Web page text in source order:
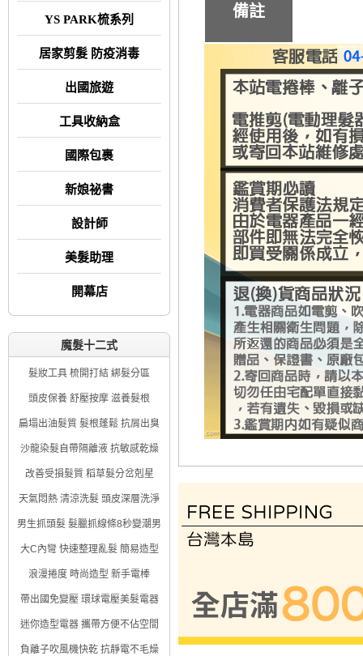
YS PARK梳系列
居家剪髮 防疫消毒
出國旅遊
工具收納盒
國際包裹
新娘祕書
設計師
美髮助理
開幕店
魔髮十二式
髮妝工具 梳開打結 綁髮分區
頭皮保養 舒壓按摩 滋養髮根
扁塌出油髮質 髮根蓬鬆 抗屑出臭
沙龍染髮自帶隔離液 抗敏感乾燥
改善受損髮質 稻草髮分岔剋星
天氣悶熱 清涼洗髮 頭皮深層洗淨
男生抓頭髮 髮臘抓線條8秒變潮男
大C內彎 快速整理亂髮 簡易造型
浪漫捲度 時尚造型 新手電棒
帶出國免變壓 環球電壓美髮電器
迷你造型電器 攜帶方便不佔空間
負離子吹風機快乾 抗靜電不毛燥
備註